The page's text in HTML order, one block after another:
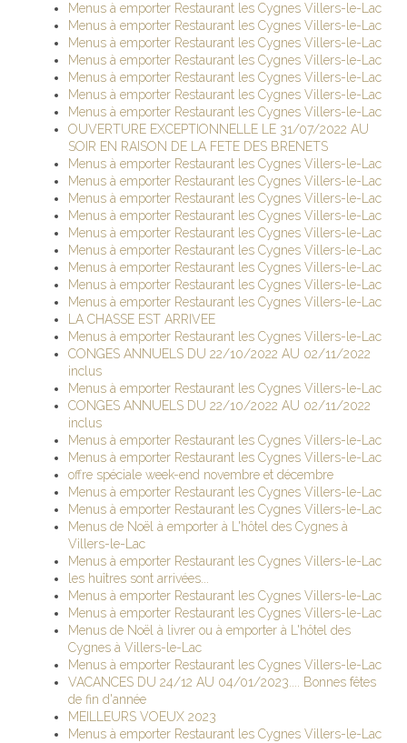
Menus à emporter Restaurant les Cygnes Villers-le-Lac
Menus à emporter Restaurant les Cygnes Villers-le-Lac
Menus à emporter Restaurant les Cygnes Villers-le-Lac
Menus à emporter Restaurant les Cygnes Villers-le-Lac
Menus à emporter Restaurant les Cygnes Villers-le-Lac
Menus à emporter Restaurant les Cygnes Villers-le-Lac
Menus à emporter Restaurant les Cygnes Villers-le-Lac
OUVERTURE EXCEPTIONNELLE LE 31/07/2022 AU
SOIR EN RAISON DE LA FETE DES BRENETS
Menus à emporter Restaurant les Cygnes Villers-le-Lac
Menus à emporter Restaurant les Cygnes Villers-le-Lac
Menus à emporter Restaurant les Cygnes Villers-le-Lac
Menus à emporter Restaurant les Cygnes Villers-le-Lac
Menus à emporter Restaurant les Cygnes Villers-le-Lac
Menus à emporter Restaurant les Cygnes Villers-le-Lac
Menus à emporter Restaurant les Cygnes Villers-le-Lac
Menus à emporter Restaurant les Cygnes Villers-le-Lac
Menus à emporter Restaurant les Cygnes Villers-le-Lac
LA CHASSE EST ARRIVEE
Menus à emporter Restaurant les Cygnes Villers-le-Lac
CONGES ANNUELS DU 22/10/2022 AU 02/11/2022
inclus
Menus à emporter Restaurant les Cygnes Villers-le-Lac
CONGES ANNUELS DU 22/10/2022 AU 02/11/2022
inclus
Menus à emporter Restaurant les Cygnes Villers-le-Lac
Menus à emporter Restaurant les Cygnes Villers-le-Lac
offre spéciale week-end novembre et décembre
Menus à emporter Restaurant les Cygnes Villers-le-Lac
Menus à emporter Restaurant les Cygnes Villers-le-Lac
Menus de Noël à emporter à L'hôtel des Cygnes à
Villers-le-Lac
Menus à emporter Restaurant les Cygnes Villers-le-Lac
les huîtres sont arrivées...
Menus à emporter Restaurant les Cygnes Villers-le-Lac
Menus à emporter Restaurant les Cygnes Villers-le-Lac
Menus de Noël à livrer ou à emporter à L'hôtel des
Cygnes à Villers-le-Lac
Menus à emporter Restaurant les Cygnes Villers-le-Lac
VACANCES DU 24/12 AU 04/01/2023.... Bonnes fêtes
de fin d'année
MEILLEURS VOEUX 2023
Menus à emporter Restaurant les Cygnes Villers-le-Lac